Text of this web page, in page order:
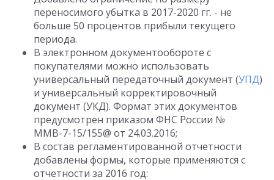
переносимого убытка в 2017-2020 гг. - не
больше 50 процентов прибыли текущего
периода.
В электронном документообороте с
покупателями можно использовать
универсальный передаточный документ (УПД)
и универсальный корректировочный
документ (УКД). Формат этих документов
предусмотрен приказом ФНС России №
ММВ-7-15/155@ от 24.03.2016;
В состав регламентированной отчетности
добавлены формы, которые применяются с
отчетности за 2016 год: